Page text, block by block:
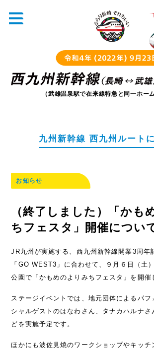
（武雄温泉駅で在来線特急と同一ホー
九州新幹線 西九州ルート
お知らせ
（終了しました）「かも
ちフェスタ」開催につい
JR九州が実施する、西九州新幹線開業3周年
「GO WEST3」に合わせて、９月６日（土
公園で「かもめのよりみちフェスタ」を開催
ステージイベントでは、地元団体によるパフ
シャルゲストのはなわさん、タナカハルナさ
どを実施予定です。
ほかにも波佐見焼のワークショップやキッチ